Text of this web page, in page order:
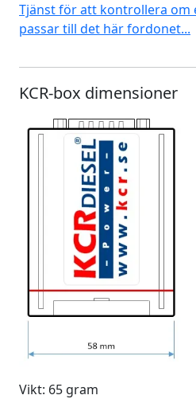
Tjänst för att kontrollera om
passar till det här fordonet...
KCR-box dimensioner
Vikt: 65 gram